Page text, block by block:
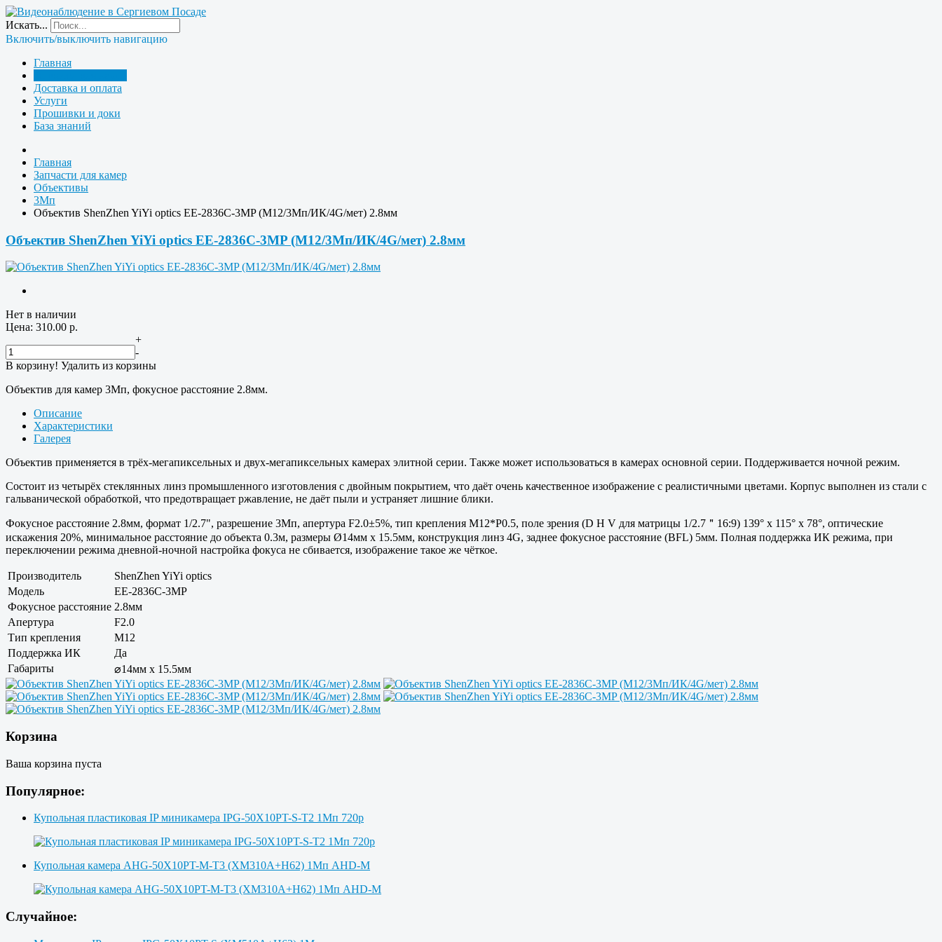
Искать...
Включить/выключить навигацию
Главная
Доставка и оплата
Услуги
Прошивки и доки
База знаний
Главная
Запчасти для камер
Объективы
3Мп
Объектив ShenZhen YiYi optics EE-2836C-3MP (M12/3Мп/ИК/4G/мет) 2.8мм
Объектив ShenZhen YiYi optics EE-2836C-3MP (M12/3Мп/ИК/4G/мет) 2.8мм
Нет в наличии
Цена: 310.00 р.
+
-
В корзину! Удалить из корзины
Объектив для камер 3Мп, фокусное расстояние 2.8мм.
Описание
Характеристики
Галерея
Объектив применяется в трёх-мегапиксельных и двух-мегапиксельных камерах элитной серии. Также может использоваться в камерах основной серии. Поддерживается ночной режим.
Состоит из четырёх стеклянных линз промышленного изготовления с двойным покрытием, что даёт очень качественное изображение с реалистичными цветами. Корпус выполнен из стали с
гальванической обработкой, что предотвращает ржавление, не даёт пыли и устраняет лишние блики.
Фокусное расстояние 2.8мм, формат 1/2.7", разрешение 3Мп, апертура F2.0±5%, тип крепления M12*P0.5, поле зрения (D H V для матрицы 1/2.7＂16:9) 139° x 115° x 78°, оптические
искажения 20%, минимальное расстояние до объекта 0.3м, размеры Ø14мм x 15.5мм, конструкция линз 4G, заднее фокусное расстояние (BFL) 5мм. Полная поддержка ИК режима, при
переключении режима дневной-ночной настройка фокуса не сбивается, изображение такое же чёткое.
Производитель
ShenZhen YiYi optics
Модель
EE-2836C-3MP
Фокусное расстояние 2.8мм
Апертура
F2.0
Тип крепления
M12
Поддержка ИК
Да
Габариты
⌀14мм x 15.5мм
Корзина
Ваша корзина пуста
Популярное:
Купольная пластиковая IP миникамера IPG-50X10PT-S-T2 1Мп 720p
Купольная камера AHG-50X10PT-M-T3 (XM310A+H62) 1Мп AHD-M
Случайное: